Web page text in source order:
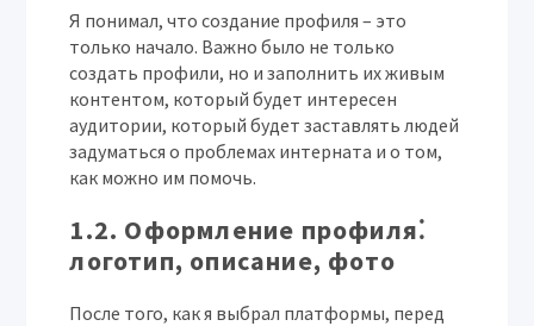
Я понимал, что создание профиля – это
только начало. Важно было не только
создать профили, но и заполнить их живым
контентом, который будет интересен
аудитории, который будет заставлять людей
задуматься о проблемах интерната и о том,
как можно им помочь.
1.2. Оформление профиля⁚
логотип, описание, фото
После того, как я выбрал платформы, перед